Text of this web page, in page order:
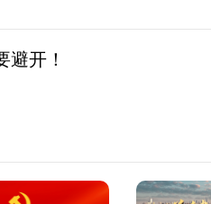
避开！